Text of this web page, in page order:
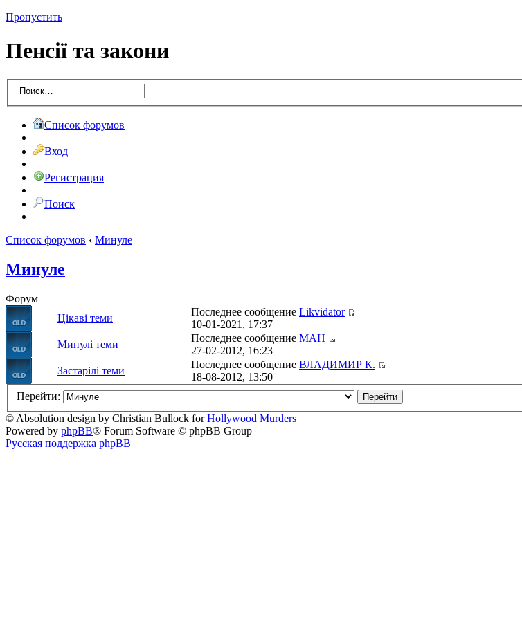
Пропустить
Пенсії та закони
Список форумов
Вход
Регистрация
Поиск
Список форумов ‹ Минуле
Минуле
Форум
Цікаві теми
Последнее сообщение Likvidator
10-01-2021, 17:37
Минулі теми
Последнее сообщение МАН
27-02-2012, 16:23
Застарілі теми
Последнее сообщение ВЛАДИМИР К.
18-08-2012, 13:50
Перейти:
© Absolution design by Christian Bullock forHollywood Murders
Powered by phpBB® Forum Software © phpBB Group
Русская поддержка phpBB